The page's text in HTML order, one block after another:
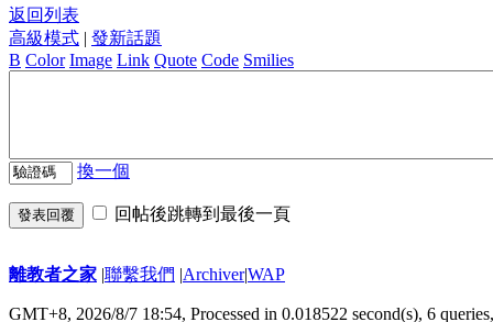
返回列表
高級模式 | 發新話題
B Color Image Link Quote Code Smilies
換一個
發表回覆 回帖後跳轉到最後一頁
離教者之家 |聯繫我們 |Archiver|WAP
GMT+8, 2026/8/7 18:54, Processed in 0.018522 second(s), 6